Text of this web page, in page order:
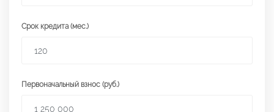
Срок кредита (мес.)
Первоначальный взнос (руб.)